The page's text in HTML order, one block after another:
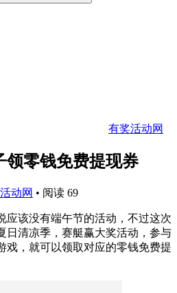
有奖活动网
领零钱免费提现券
动网 • 阅读 69
应该没有端午节的活动，不过这次
日清凉季，赛艇赢大奖活动，参与
戏，就可以领取对应的零钱免费提